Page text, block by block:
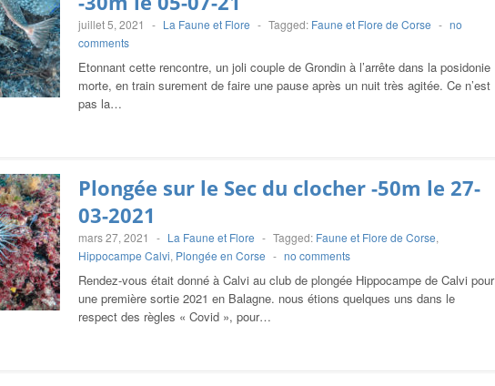
juillet 5, 2021 - La Faune et Flore - Tagged: Faune et Flore de Corse - no
comments
Etonnant cette rencontre, un joli couple de Grondin à l’arrête dans la posidonie
morte, en train surement de faire une pause après un nuit très agitée. Ce n’est
pas la…
Plongée sur le Sec du clocher -50m le 27-
03-2021
mars 27, 2021 - La Faune et Flore - Tagged: Faune et Flore de Corse,
Hippocampe Calvi, Plongée en Corse - no comments
Rendez-vous était donné à Calvi au club de plongée Hippocampe de Calvi pour
une première sortie 2021 en Balagne. nous étions quelques uns dans le
respect des règles « Covid », pour…